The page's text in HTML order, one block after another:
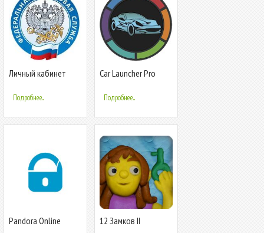
Личный кабинет
Подробнее...
Car Launcher Pro
Подробнее...
Pandora Online 12 Замков II